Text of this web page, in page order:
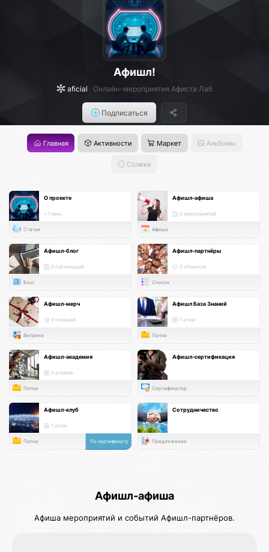
Афишл!
aficial Онлайн-мероприятия Афиста Лаб
Подписаться
Главная Активности Маркет Альбомы
Солики
О проекте
< 1 мин.
Статья
Афишл-афиша
0 мероприятий
Афиша
Афишл-блог
0 публикаций
Блог
Афишл-партнёры
5 объектов
Список
Афишл-мерч
0 позиций
Витрина
Афишл База Знаний
1 атом
Папка
Афишл-академия
0 атомов
Папка
Афишл-сертификация
Сертификатор
Афишл-клуб
1 атом
Папка По сертификату
Сотрудничество
Предложение
Афишл-афиша
Афиша мероприятий и событий Афишл-партнёров.